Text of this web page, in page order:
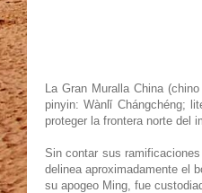
La Gran Muralla China
pinyin: Wànlǐ Chángchéng;
proteger la frontera norte del
Sin contar sus
delinea aproximadamente el
su apogeo Ming, fue